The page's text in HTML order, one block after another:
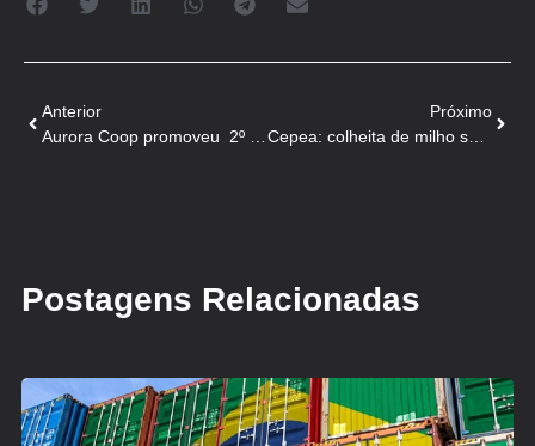
Anterior
Próximo
Cepea: colheita de milho segue intensa, mas negócios são lentos no spot
Postagens Relacionadas